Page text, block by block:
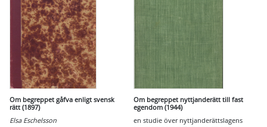
Om begreppet gåfva enligt svensk
rätt (1897)
Elsa Eschelsson
Om begreppet nyttjanderätt till fast
egendom (1944)
en studie över nyttjanderättslagens